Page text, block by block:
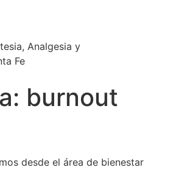
Analgesia y
Fe
burnout
desde el área de bienestar